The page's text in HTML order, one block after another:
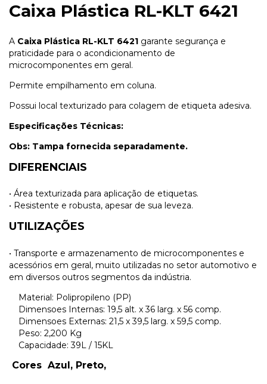
Caixa Plástica RL-KLT 6421
A Caixa Plástica RL-KLT 6421 garante segurança e
praticidade para o acondicionamento de
microcomponentes em geral.
Permite empilhamento em coluna.
Possui local texturizado para colagem de etiqueta adesiva.
Especificações Técnicas:
Obs: Tampa fornecida separadamente.
DIFERENCIAIS
• Área texturizada para aplicação de etiquetas.
• Resistente e robusta, apesar de sua leveza.
UTILIZAÇÕES
• Transporte e armazenamento de microcomponentes e
acessórios em geral, muito utilizadas no setor automotivo e
em diversos outros segmentos da indústria.
Material: Polipropileno (PP)
Dimensoes Internas: 19,5 alt. x 36 larg. x 56 comp.
Dimensoes Externas: 21,5 x 39,5 larg. x 59,5 comp.
Peso: 2,200 Kg
Capacidade: 39L / 15KL
Cores Azul, Preto,